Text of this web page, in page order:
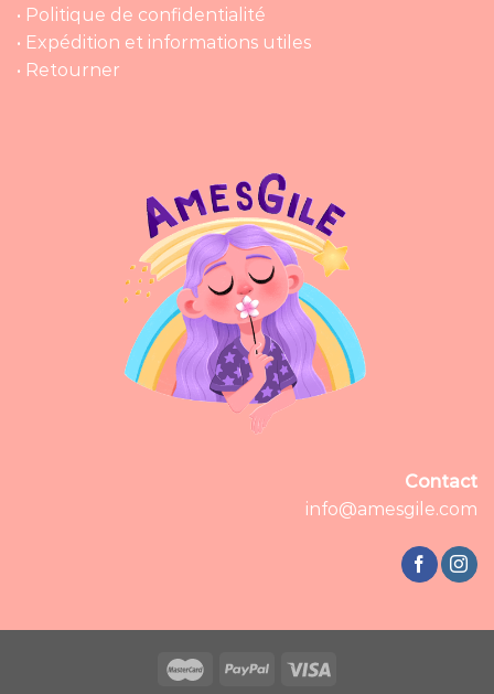
• Politique de confidentialité
• Expédition et informations utiles
• Retourner
Contact
info@amesgile.com